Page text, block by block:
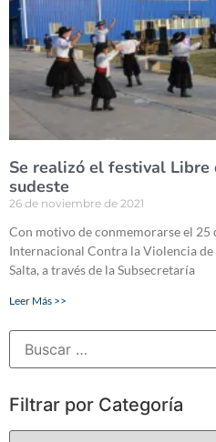
Se realizó el festival Libre
sudeste
26 de noviembre de 2021
Con motivo de conmemorarse el 25
Internacional Contra la Violencia
Salta, a través de la Subsecretaría
Leer Más >>
Filtrar por Categoría